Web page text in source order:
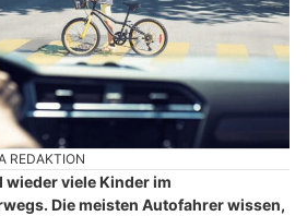
REDAKTION
viele Kinder im
Die meisten Autofahrer wissen,